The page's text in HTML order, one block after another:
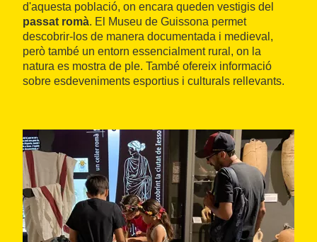
d'aquesta població, on encara queden vestigis del
passat romà. El Museu de Guissona permet
descobrir-los de manera documentada i medieval,
però també un entorn essencialment rural, on la
natura es mostra de ple. També ofereix informació
sobre esdeveniments esportius i culturals rellevants.